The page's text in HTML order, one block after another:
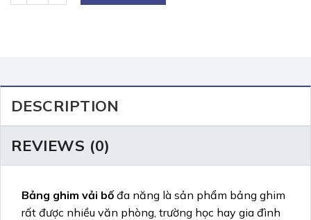
DESCRIPTION
REVIEWS (0)
Bảng ghim vải bốđa năng là sản phẩm bảng ghim
rất được nhiều văn phòng, trường học hay gia đình